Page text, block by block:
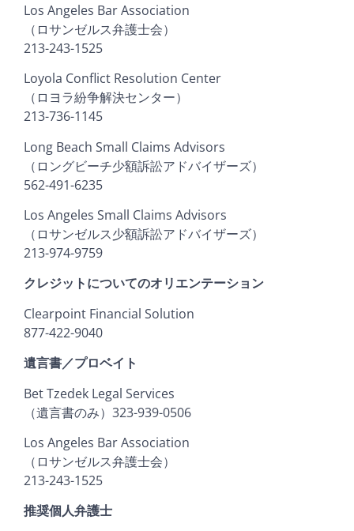
Los Angeles Bar Association
（ロサンゼルス弁護士会）
213-243-1525
Loyola Conflict Resolution Center
（ロヨラ紛争解決センター）
213-736-1145
Long Beach Small Claims Advisors
（ロングビーチ少額訴訟アドバイザーズ）
562-491-6235
Los Angeles Small Claims Advisors
（ロサンゼルス少額訴訟アドバイザーズ）
213-974-9759
クレジットについてのオリエンテーション
Clearpoint Financial Solution
877-422-9040
遺言書／プロベイト
Bet Tzedek Legal Services
（遺言書のみ）323-939-0506
Los Angeles Bar Association
（ロサンゼルス弁護士会）
213-243-1525
推奨個人弁護士